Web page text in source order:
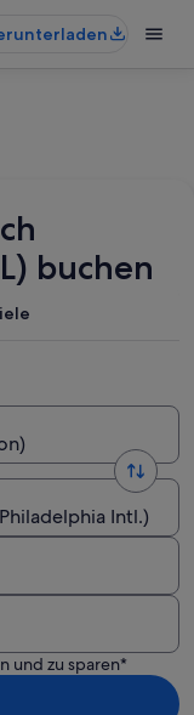
buchen
Intl.)
und zu sparen*